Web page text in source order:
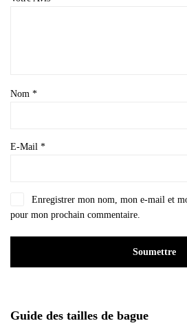
Nom *
E-Mail *
Enregistrer mon nom, mon e-mail et
pour mon prochain commentaire.
Guide des tailles de bague